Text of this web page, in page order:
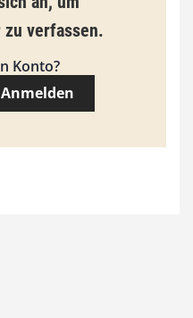
zu verfassen.
Konto?
Anmelden